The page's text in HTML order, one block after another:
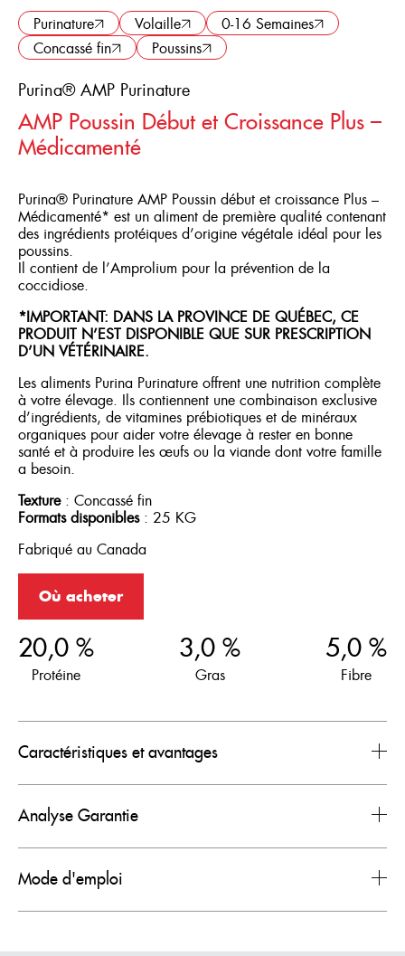
Purinature Volaille
0-16 Semaines
Concassé fin
Poussins
Purina® AMP Purinature
AMP Poussin Début et Croissance Plus –
Médicamenté
Purina® Purinature AMP Poussin début et croissance Plus –
Médicamenté* est un aliment de première qualité contenant
des ingrédients protéiques d’origine végétale idéal pour les
poussins.
Il contient de l’Amprolium pour la prévention de la
coccidiose.
*IMPORTANT: DANS LA PROVINCE DE QUÉBEC, CE
PRODUIT N’EST DISPONIBLE QUE SUR PRESCRIPTION
D’UN VÉTÉRINAIRE.
Les aliments Purina Purinature offrent une nutrition complète
à votre élevage. Ils contiennent une combinaison exclusive
d’ingrédients, de vitamines prébiotiques et de minéraux
organiques pour aider votre élevage à rester en bonne
santé et à produire les œufs ou la viande dont votre famille
a besoin.
Texture : Concassé fin
Formats disponibles : 25 KG
Fabriqué au Canada
Où acheter
20,0 %
Protéine
3,0 %
Gras
5,0 %
Fibre
Caractéristiques et avantages
Analyse Garantie
Mode d'emploi